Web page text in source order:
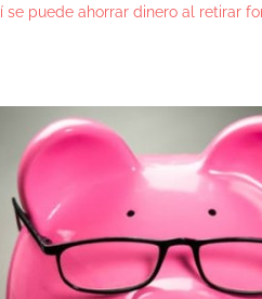
se puede ahorrar dinero al retirar